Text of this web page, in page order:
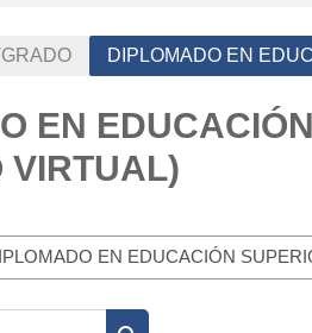
DIPLOMADO EN
EN
VIRTUAL)